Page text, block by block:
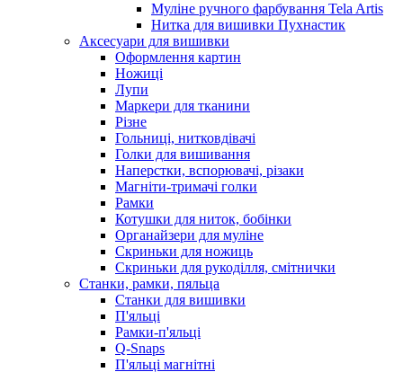
Муліне ручного фарбування Tela Artis
Нитка для вишивки Пухнастик
Аксесуари для вишивки
Оформлення картин
Ножиці
Лупи
Маркери для тканини
Різне
Гольниці, нитковдівачі
Голки для вишивання
Наперстки, вспорювачі, різаки
Магніти-тримачі голки
Рамки
Котушки для ниток, бобінки
Органайзери для муліне
Скриньки для ножиць
Скриньки для рукоділля, смітнички
Станки, рамки, пяльца
Станки для вишивки
П'яльці
Рамки-п'яльці
Q-Snaps
П'яльці магнітні